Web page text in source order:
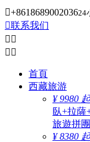
+861868900203624
联系我们
 
 
首頁
西藏旅游
¥ 9980 起
臥+拉薩
旅遊拼團
¥ 8380 起